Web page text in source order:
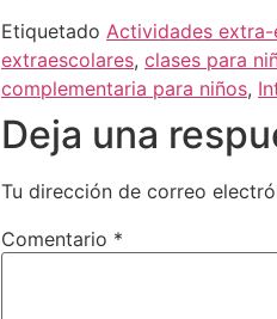
Etiquetado Actividades extra-
extraescolares, clases para
complementaria para niños,
Deja una
Tu dirección de correo
Comentario *